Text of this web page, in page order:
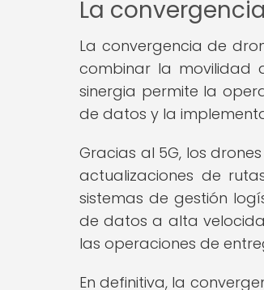
La
La convergencia de
combinar la movilidad
sinergia permite la
de datos y la
Gracias al 5G, los
actualizaciones de
sistemas de gestión
de datos a alta
las operaciones de
En definitiva, la